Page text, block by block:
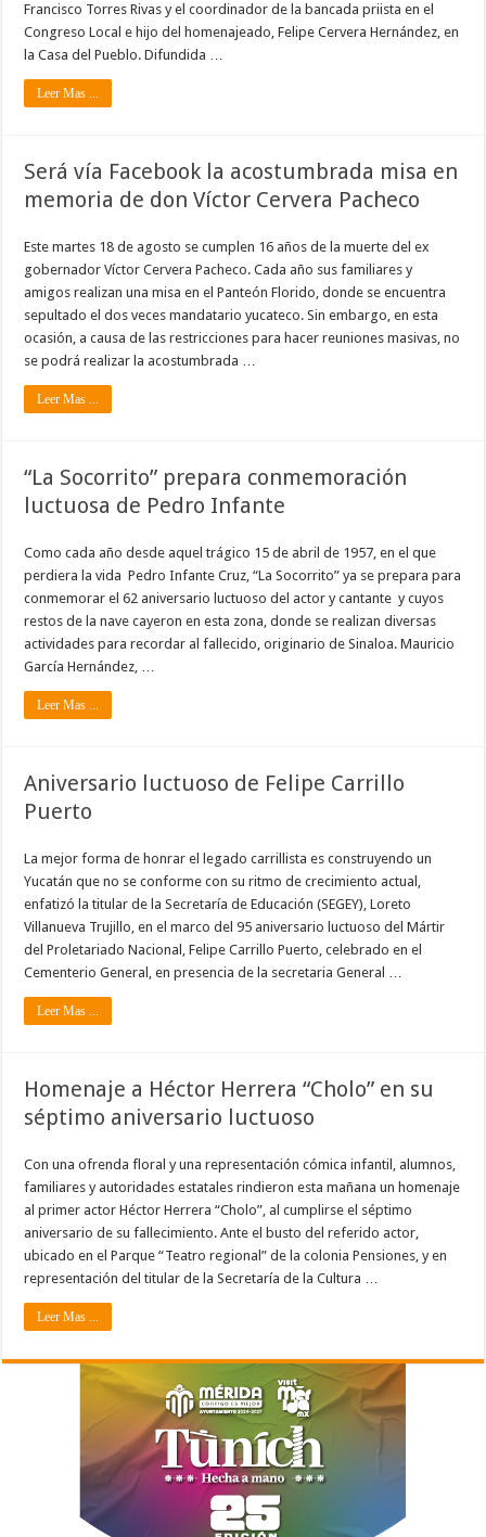
Francisco Torres Rivas y el coordinador de la bancada priista en el
Congreso Local e hijo del homenajeado, Felipe Cervera Hernández, en
la Casa del Pueblo. Difundida …
Leer Mas ...
Será vía Facebook la acostumbrada misa en
memoria de don Víctor Cervera Pacheco
Este martes 18 de agosto se cumplen 16 años de la muerte del ex
gobernador Víctor Cervera Pacheco. Cada año sus familiares y
amigos realizan una misa en el Panteón Florido, donde se encuentra
sepultado el dos veces mandatario yucateco. Sin embargo, en esta
ocasión, a causa de las restricciones para hacer reuniones masivas, no
se podrá realizar la acostumbrada …
Leer Mas ...
“La Socorrito” prepara conmemoración
luctuosa de Pedro Infante
Como cada año desde aquel trágico 15 de abril de 1957, en el que
perdiera la vida Pedro Infante Cruz, “La Socorrito” ya se prepara para
conmemorar el 62 aniversario luctuoso del actor y cantante y cuyos
restos de la nave cayeron en esta zona, donde se realizan diversas
actividades para recordar al fallecido, originario de Sinaloa. Mauricio
García Hernández, …
Leer Mas ...
Aniversario luctuoso de Felipe Carrillo
Puerto
La mejor forma de honrar el legado carrillista es construyendo un
Yucatán que no se conforme con su ritmo de crecimiento actual,
enfatizó la titular de la Secretaría de Educación (SEGEY), Loreto
Villanueva Trujillo, en el marco del 95 aniversario luctuoso del Mártir
del Proletariado Nacional, Felipe Carrillo Puerto, celebrado en el
Cementerio General, en presencia de la secretaria General …
Leer Mas ...
Homenaje a Héctor Herrera “Cholo” en su
séptimo aniversario luctuoso
Con una ofrenda floral y una representación cómica infantil, alumnos,
familiares y autoridades estatales rindieron esta mañana un homenaje
al primer actor Héctor Herrera “Cholo”, al cumplirse el séptimo
aniversario de su fallecimiento. Ante el busto del referido actor,
ubicado en el Parque “Teatro regional” de la colonia Pensiones, y en
representación del titular de la Secretaría de la Cultura …
Leer Mas ...